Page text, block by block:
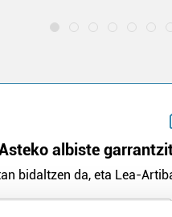
albiste
bidaltzen da, eta Lea-